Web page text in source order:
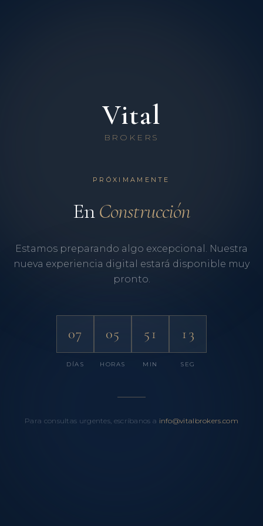
Vital
BROKERS
PRÓXIMAMENTE
EnConstrucción
Estamos preparando algo excepcional. Nuestra
nueva experiencia digital estará disponible muy
pronto.
07
DÍAS
05
HORAS
51
MIN
13
SEG
Para consultas urgentes, escríbanos a info@vitalbrokers.com